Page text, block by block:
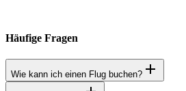
Häufige Fragen
Wie kann ich einen Flug buchen?